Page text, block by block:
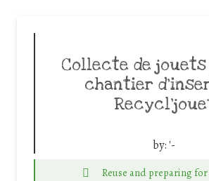
Collecte de
chantier
by: '-
Reuse and preparing for